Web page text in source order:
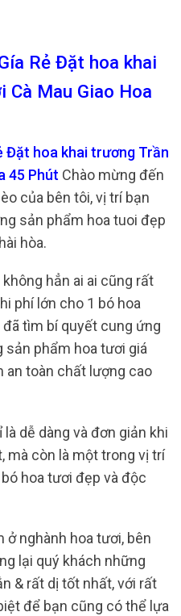
Rẻ Đặt hoa khai
Cà Mau Giao Hoa
Đặt hoa khai trương Trần
45 Phút Chào mừng đến
của bên tôi, vị trí bạn
sản phẩm hoa tuoi đẹp
hòa.
hẳn ai ai cũng rất
phí lớn cho 1 bó hoa
tìm bí quyết cung ứng
phẩm hoa tươi giá
an toàn chất lượng cao
dễ dàng và đơn giản khi
mà còn là một trong vị trí
hoa tươi đẹp và độc
ở nghành hoa tươi, bên
lại quý khách những
& rất dị tốt nhất, với rất
để bạn cũng có thể lựa